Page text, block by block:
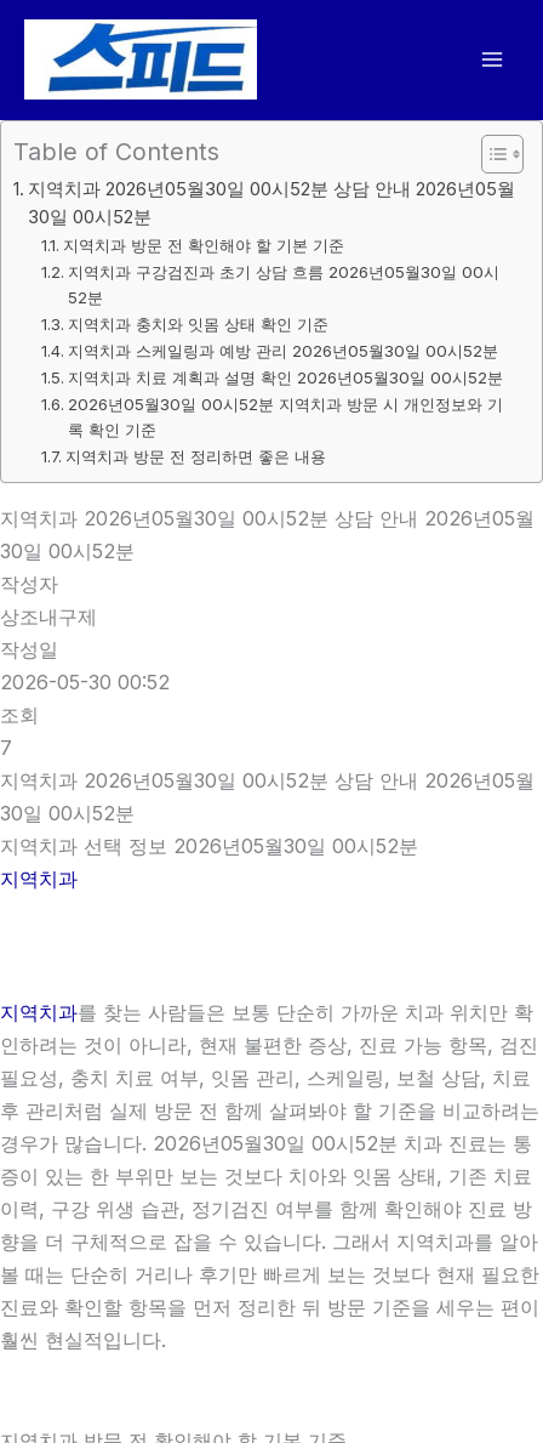
건
너
Table of Contents
지역치과 2026년05월30일 00시52분 상담 안내 2026년05월
30일 00시52분
지역치과 방문 전 확인해야 할 기본 기준
지역치과 구강검진과 초기 상담 흐름 2026년05월30일 00시
52분
지역치과 충치와 잇몸 상태 확인 기준
지역치과 스케일링과 예방 관리 2026년05월30일 00시52분
지역치과 치료 계획과 설명 확인 2026년05월30일 00시52분
2026년05월30일 00시52분 지역치과 방문 시 개인정보와 기
록 확인 기준
지역치과 방문 전 정리하면 좋은 내용
지역치과 2026년05월30일 00시52분 상담 안내 2026년05월
30일 00시52분
작성자
상조내구제
작성일
2026-05-30 00:52
조회
7
지역치과 2026년05월30일 00시52분 상담 안내 2026년05월
30일 00시52분
지역치과 선택 정보 2026년05월30일 00시52분
지역치과
지역치과를 찾는 사람들은 보통 단순히 가까운 치과 위치만 확
인하려는 것이 아니라, 현재 불편한 증상, 진료 가능 항목, 검진
필요성, 충치 치료 여부, 잇몸 관리, 스케일링, 보철 상담, 치료
후 관리처럼 실제 방문 전 함께 살펴봐야 할 기준을 비교하려는
경우가 많습니다. 2026년05월30일 00시52분 치과 진료는 통
증이 있는 한 부위만 보는 것보다 치아와 잇몸 상태, 기존 치료
이력, 구강 위생 습관, 정기검진 여부를 함께 확인해야 진료 방
향을 더 구체적으로 잡을 수 있습니다. 그래서 지역치과를 알아
볼 때는 단순히 거리나 후기만 빠르게 보는 것보다 현재 필요한
진료와 확인할 항목을 먼저 정리한 뒤 방문 기준을 세우는 편이
훨씬 현실적입니다.